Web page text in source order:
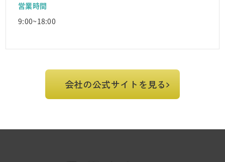
営業時間
9:00~18:00
会社の公式サイトを見る